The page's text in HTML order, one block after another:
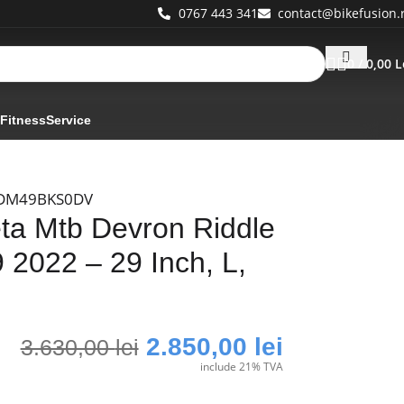
0767 443 341
0 0,00
Service
Mtb Devron Riddle
2022 – 29 Inch, L,
3.630,00lei 2.850,00 lei
include 21% TVA